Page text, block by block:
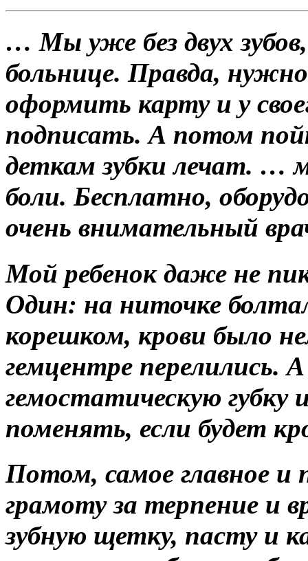
… Мы уже без двух
больнице. Правда,
оформить карту и у
подписать. А потом
деткам зубки лечат. …
боли. Бесплатно,
очень внимательный
Мой ребенок даже не
Один: на ниточке
корешком, крови было
гемцентре перелились.
гемостатическую губку
поменять, если будет
Потом, самое главное
грамоту за терпение и
зубную щетку, пасту и